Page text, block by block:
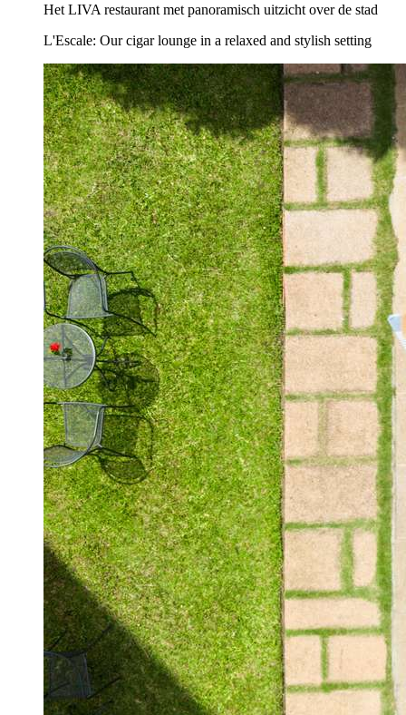
Het LIVA restaurant met panoramisch uitzicht over de stad
L'Escale: Our cigar lounge in a relaxed and stylish setting